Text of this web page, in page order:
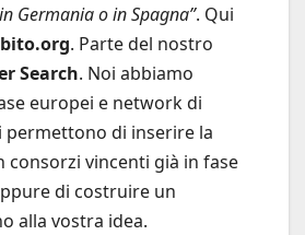
Germania o in Spagna”. Qui
. Parte del nostro
Search. Noi abbiamo
europei e network di
permettono di inserire la
consorzi vincenti già in fase
di costruire un
alla vostra idea.